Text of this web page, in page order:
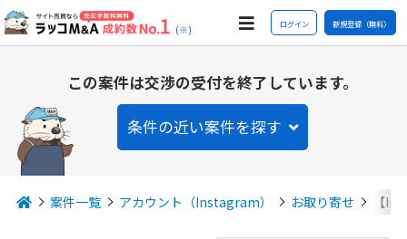
(※) ログイン 新規登録（無料）
この案件は交渉の受付を終了しています。
条件の近い案件を探す
案件一覧 アカウント（Instagram） お取り寄せ 【